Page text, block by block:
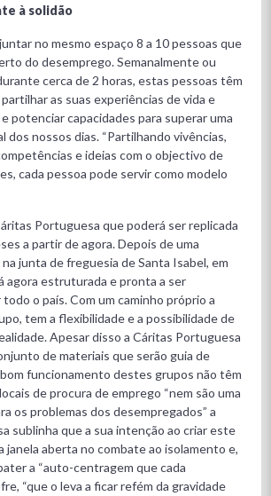
à solidão
no mesmo espaço 8 a 10 pessoas que
do desemprego. Semanalmente ou
cerca de 2 horas, estas pessoas têm
as suas experiências de vida e
potenciar capacidades para superar uma
dos nossos dias. “Partilhando vivências,
e ideias com o objectivo de
cada pessoa pode servir como modelo
Portuguesa que poderá ser replicada
a partir de agora. Depois de uma
junta de freguesia de Santa Isabel, em
agora estruturada e pronta a ser
o país. Com um caminho próprio a
tem a flexibilidade e a possibilidade de
Apesar disso a Cáritas Portuguesa
de materiais que serão guia de
funcionamento destes grupos não têm
de procura de emprego “nem são uma
os problemas dos desempregados” a
sublinha que a sua intenção ao criar este
janela aberta no combate ao isolamento e,
a “auto-centragem que cada
“que o leva a ficar refém da gravidade